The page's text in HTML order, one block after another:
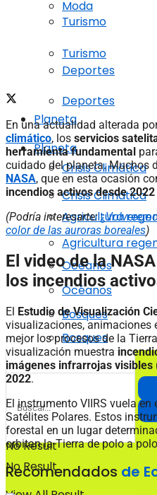
Turismo
Deportes
Planeta
Crisis Climática
Agricultura
Océanos
Bosques
No Result
Moda
Turismo
Deportes
Planeta
Crisis Climática
Agricultura
Océanos
Bosques
No Result
En una actualidad alterada
climático, los servicios
herramienta fundamental
cuidado del planeta. Muchos
NASA, que en esta ocasión
incendios activos desde
(Podría interesarte:
color de las auroras boreales)
El video de la
los incendios
El Estudio de Visualización
visualizaciones, animaciones
mejor los procesos de la
visualización muestra
imágenes infrarrojas visibles
2022.
El instrumento VIIRS vuela
Satélites Polares. Estos
forestal en un lugar
orbitan la Tierra de polo a
Recomendados de